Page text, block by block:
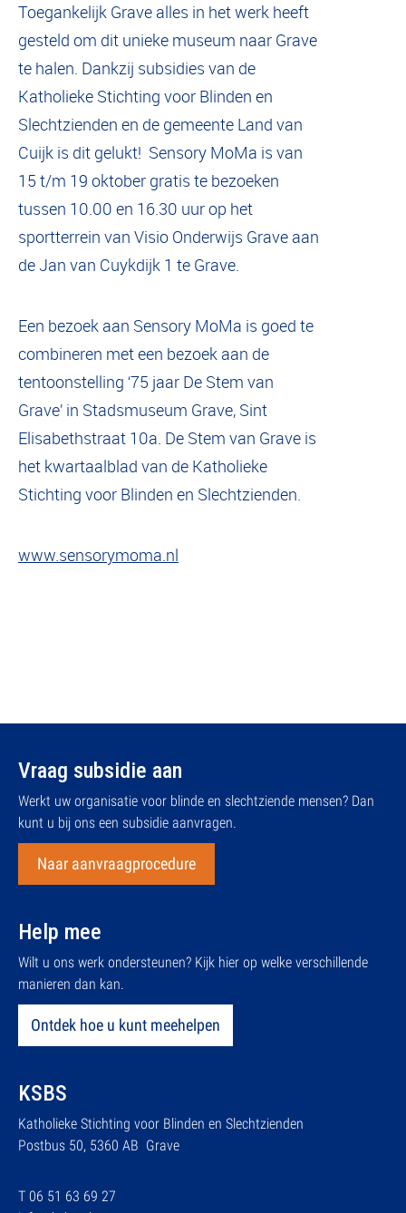
Toegankelijk Grave alles in het werk heeft
gesteld om dit unieke museum naar Grave
te halen. Dankzij subsidies van de
Katholieke Stichting voor Blinden en
Slechtzienden en de gemeente Land van
Cuijk is dit gelukt! Sensory MoMa is van
15 t/m 19 oktober gratis te bezoeken
tussen 10.00 en 16.30 uur op het
sportterrein van Visio Onderwijs Grave aan
de Jan van Cuykdijk 1 te Grave.
Een bezoek aan Sensory MoMa is goed te
combineren met een bezoek aan de
tentoonstelling ‘75 jaar De Stem van
Grave’ in Stadsmuseum Grave, Sint
Elisabethstraat 10a. De Stem van Grave is
het kwartaalblad van de Katholieke
Stichting voor Blinden en Slechtzienden.
www.sensorymoma.nl
Vraag subsidie aan
Werkt uw organisatie voor blinde en slechtziende mensen? Dan
kunt u bij ons een subsidie aanvragen.
Naar aanvraagprocedure
Help mee
Wilt u ons werk ondersteunen? Kijk hier op welke verschillende
manieren dan kan.
Ontdek hoe u kunt meehelpen
KSBS
Katholieke Stichting voor Blinden en Slechtzienden
Postbus 50, 5360 AB Grave
T 06 51 63 69 27